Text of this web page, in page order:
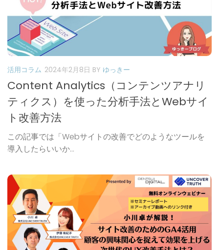
活用コラム 2024年2月8日 BY ゆっきー
Content Analytics（コンテンツアナリ
ティクス）を使った分析手法とWebサイ
ト改善方法
この記事では「Webサイトの改善でどのようなツールを
導入したらいいか...